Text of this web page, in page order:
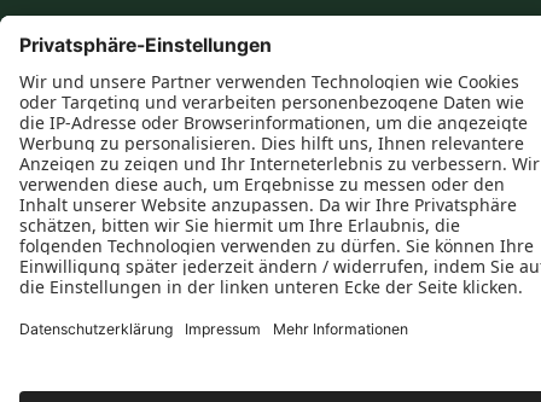
Öffnungszeiten
Montag: 10:30–18:00 Uhr
Dienstag: 10:30–18:00 Uhr
Mittwoch: 10:30–18:00 Uhr
Donnerstag: 10:30–18:00 Uhr
Freitag: 10:30–18:00 Uhr
Folgen Sie uns